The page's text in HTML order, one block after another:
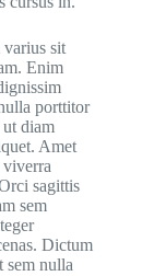
varius sit
Enim
porttitor
ut diam
Amet
viverra
sagittis
sem
Dictum
sem nulla